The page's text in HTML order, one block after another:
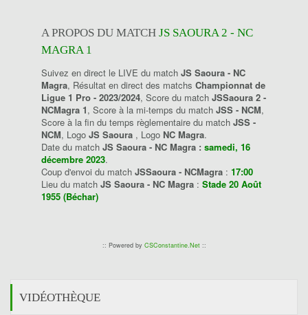
A PROPOS DU MATCH JS SAOURA 2 - NC
MAGRA 1
Suivez en direct le LIVE du match JS Saoura - NC
Magra, Résultat en direct des matchs Championnat de
Ligue 1 Pro - 2023/2024, Score du match JSSaoura 2 -
NCMagra 1, Score à la mi-temps du match JSS - NCM,
Score à la fin du temps règlementaire du match JSS -
NCM, Logo JS Saoura , Logo NC Magra.
Date du match JS Saoura - NC Magra : samedi, 16
décembre 2023.
Coup d'envoi du match JSSaoura - NCMagra : 17:00
Lieu du match JS Saoura - NC Magra : Stade 20 Août
1955 (Béchar)
:: Powered by CSConstantine.Net::
VIDÉOTHÈQUE